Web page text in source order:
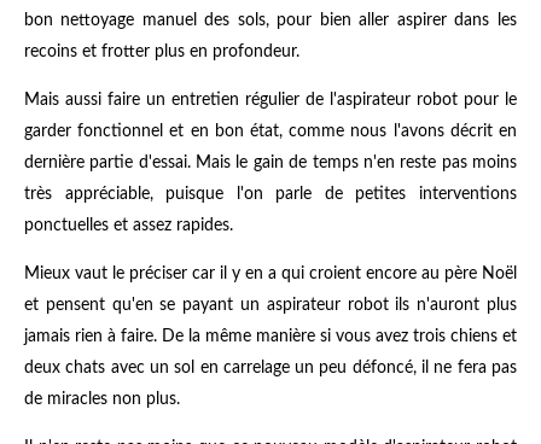
bon nettoyage manuel des sols, pour bien aller aspirer dans les
recoins et frotter plus en profondeur.
Mais aussi faire un entretien régulier de l'aspirateur robot pour le
garder fonctionnel et en bon état, comme nous l'avons décrit en
dernière partie d'essai. Mais le gain de temps n'en reste pas moins
très appréciable, puisque l'on parle de petites interventions
ponctuelles et assez rapides.
Mieux vaut le préciser car il y en a qui croient encore au père Noël
et pensent qu'en se payant un aspirateur robot ils n'auront plus
jamais rien à faire. De la même manière si vous avez trois chiens et
deux chats avec un sol en carrelage un peu défoncé, il ne fera pas
de miracles non plus.